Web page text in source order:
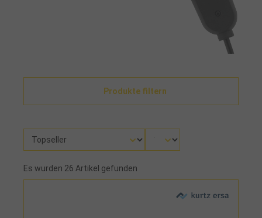
Produkte filtern
Es wurden 26 Artikel gefunden